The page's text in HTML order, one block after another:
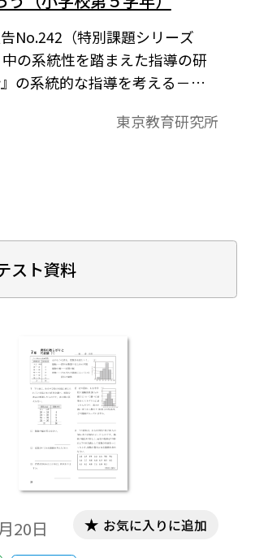
No.242（特別課題シリーズ
の系統性を踏まえた指導の研
の系統的な指導を考える－」
年12月発行より。本事例では，
東京教育研究所
スト資料
20日 お気に入りに追加